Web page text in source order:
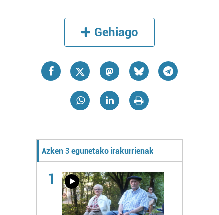
Gehiago
Azken 3 egunetako irakurrienak
1